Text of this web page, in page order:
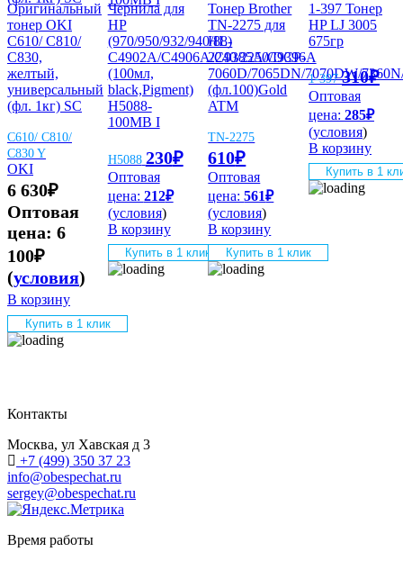
Оригинальный
тонер OKI
C610/ C810/
C830,
желтый,
универсальный
(фл. 1кг) SC
C610/ C810/
C830 Y
OKI
6 630₽
Оптовая
цена: 6
100₽
(условия)
В корзину
Купить в 1 клик
Чернила для
HP
(970/950/932/940/88)
C4902A/C4906A/C9385A/C9396A
(100мл,
black,Pigment)
Н5088-
100МВ I
Н5088 230₽
Оптовая
цена: 212₽
(условия)
В корзину
Купить в 1 клик
Тонер Brother
TN-2275 для
HL-
2240/2250/DCP-
7060D/7065DN/7070DW/
(фл.100)Gold
ATM
TN-2275
610₽
Оптовая
цена:561₽
(условия)
В корзину
Купить в 1 клик
1-397 Тонер
HP LJ 3005
675гр
1-397 310₽
Оптовая
цена: 285₽
(условия)
В корзину
Купить в 1
Контакты
Москва, ул Хавская д 3
+7 (499) 350 37 23
info@obespechat.ru
sergey@obespechat.ru
Время работы